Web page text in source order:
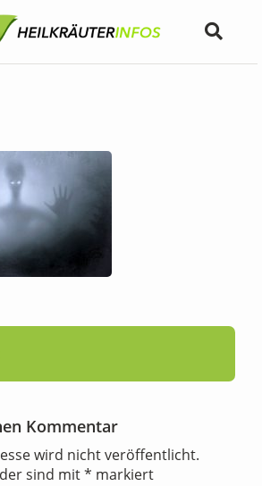
Kommentar
wird nicht veröffentlicht.
sind mit* markiert